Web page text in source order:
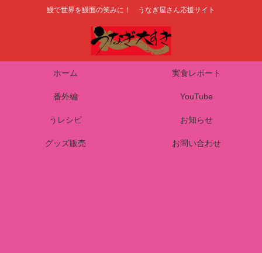
鰻で世界を鰻面の笑みに！ うなぎ屋さん応援サイト
ホーム 実食レポート
番外編 YouTube
うレシピ お知らせ
グッズ販売 お問い合わせ